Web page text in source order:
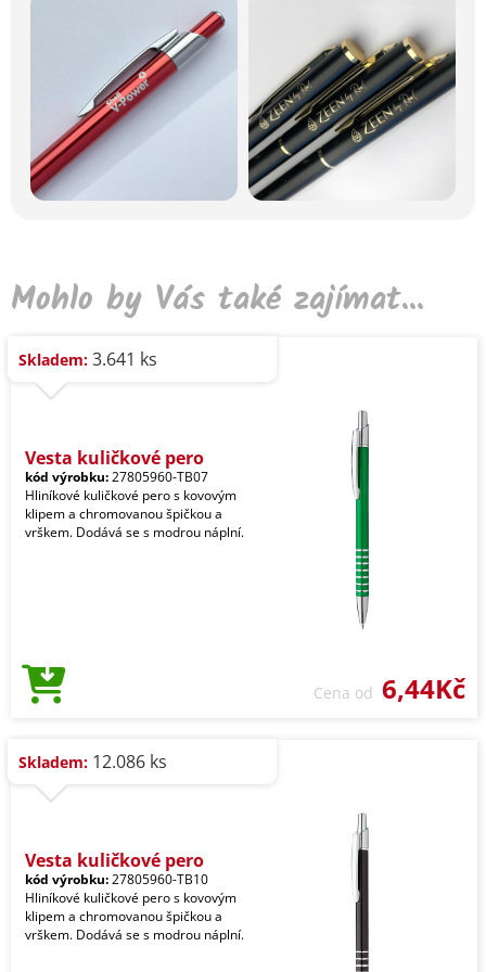
Mohlo by Vás také zajímat...
Skladem: 3.641 ks
Vesta kuličkové pero
kód výrobku:27805960-TB07
Hliníkové kuličkové pero s kovovým
klipem a chromovanou špičkou a
vrškem. Dodává se s modrou náplní.
Cena od 6,44Kč
Skladem: 12.086 ks
Vesta kuličkové pero
kód výrobku:27805960-TB10
Hliníkové kuličkové pero s kovovým
klipem a chromovanou špičkou a
vrškem. Dodává se s modrou náplní.